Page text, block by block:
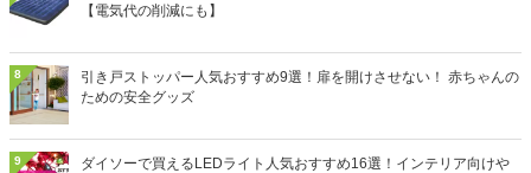
【電気代の削減にも】
8
引き戸ストッパー人気おすすめ9選！扉を開けさせない！ 赤ちゃんの
ための安全グッズ
9
ダイソーで買えるLEDライト人気おすすめ16選！インテリア向けや